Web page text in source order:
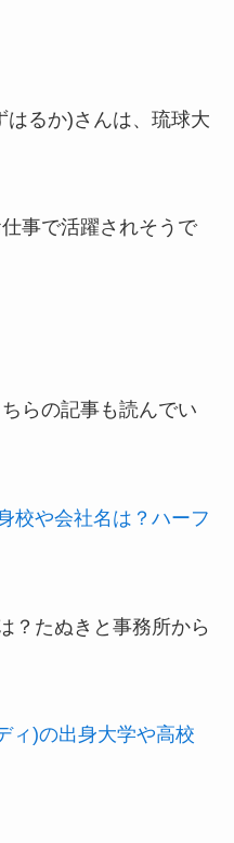
はるか)さんは、琉球大
事で活躍されそうで
らの記事も読んでい
校や会社名は？ハーフ
？たぬきと事務所から
ィ)の出身大学や高校